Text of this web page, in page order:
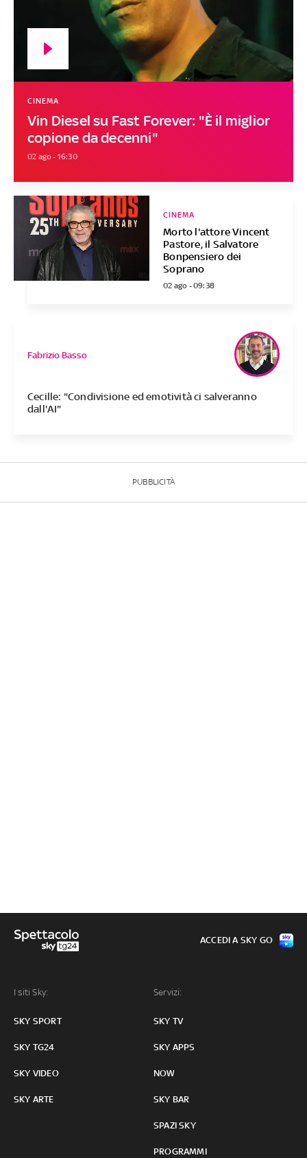
Vin Diesel su Fast Forever: "È il miglior
copione da decenni"
CINEMA
02 ago - 16:30
Morto l'attore Vincent
Pastore, il Salvatore
Bonpensiero dei
Soprano
CINEMA
02 ago - 09:38
Cecille: "Condivisione ed emotività ci salveranno
dall'AI"
Fabrizio Basso
PUBBLICITÀ
I siti Sky:
SKY SPORT
SKY TG24
SKY VIDEO
SKY ARTE
Servizi:
SKY TV
SKY APPS
NOW
SKY BAR
SPAZI SKY
PROGRAMMI
ACCEDI A SKY GO